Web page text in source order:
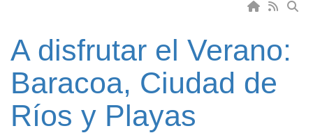
A disfrutar el Verano:
Baracoa, Ciudad de
Ríos y Playas